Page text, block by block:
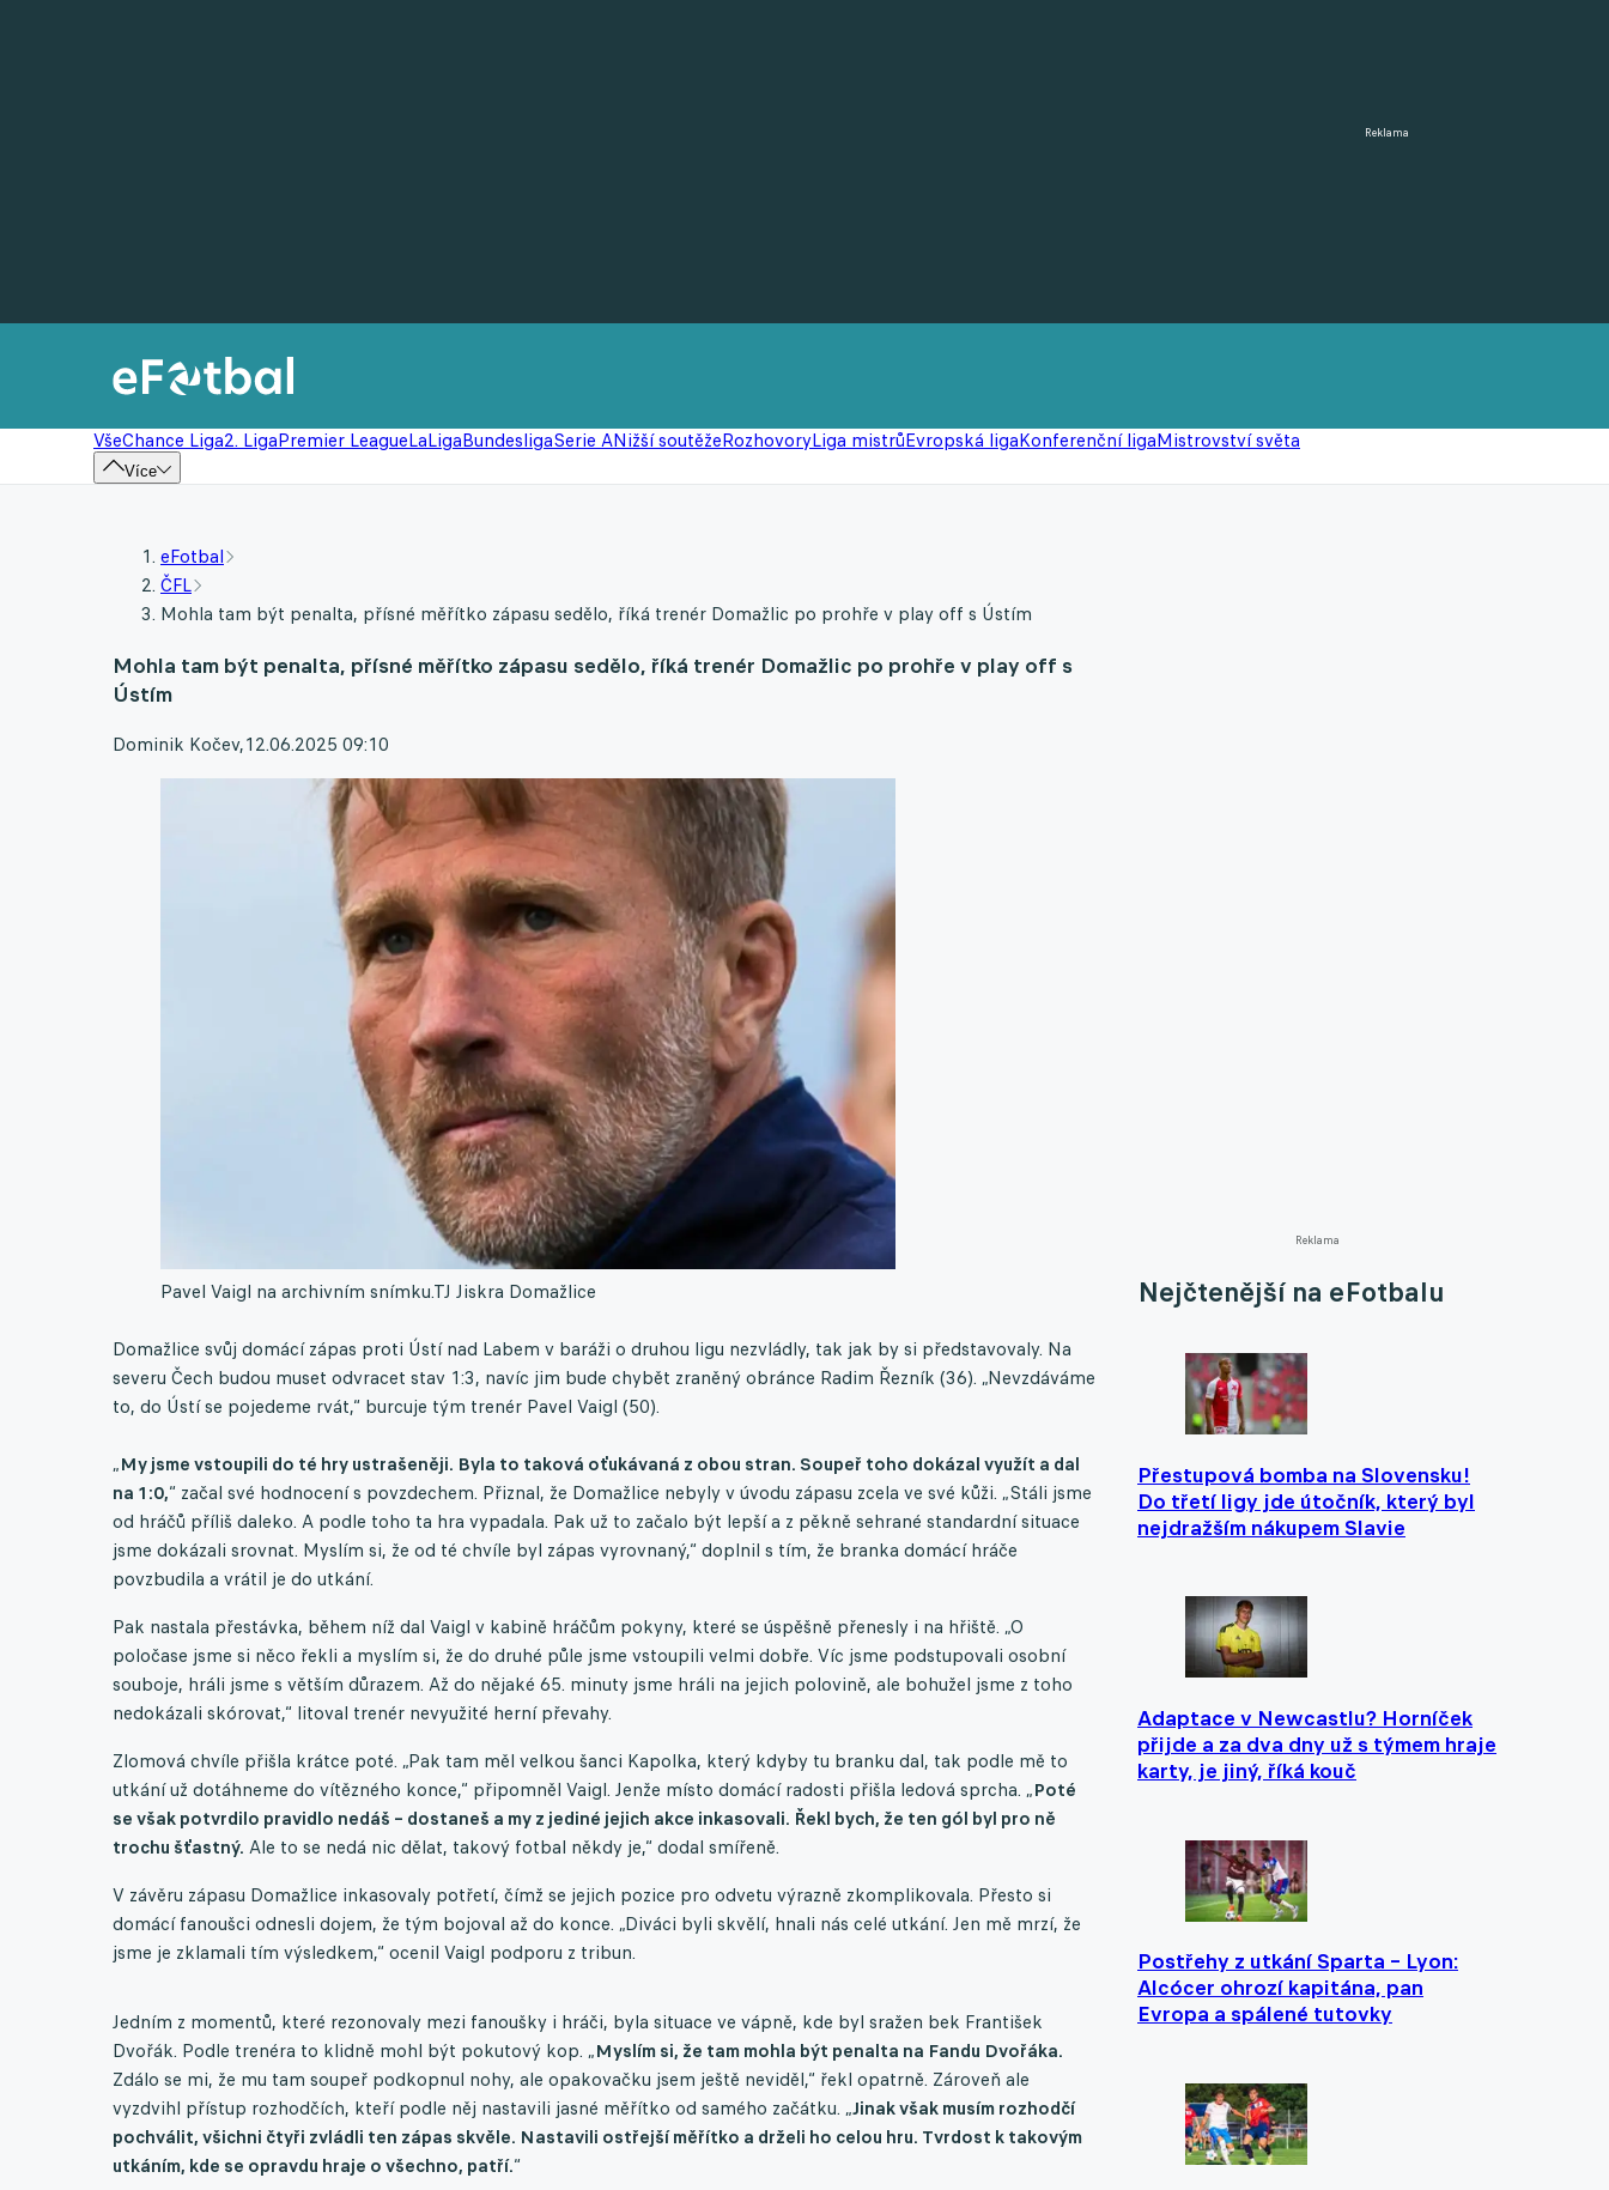
Reklama
VšeChance Liga2. LigaPremier LeagueLaLigaBundesligaSerie ANižší soutěžeRozhovoryLiga mistrůEvropská ligaKonferenční ligaMistrovství světa
Více
Reklama
Nejčtenější na eFotbalu
Přestupová bomba na Slovensku!
Do třetí ligy jde útočník, který byl
nejdražším nákupem Slavie
Adaptace v Newcastlu? Horníček
přijde a za dva dny už s týmem hraje
karty, je jiný, říká kouč
Postřehy z utkání Sparta – Lyon:
Alcócer ohrozí kapitána, pan
Evropa a spálené tutovky
eFotbal
ČFL
Mohla tam být penalta, přísné měřítko zápasu sedělo, říká trenér Domažlic po prohře v play off s Ústím
Mohla tam být penalta, přísné měřítko zápasu sedělo, říká trenér Domažlic po prohře v play off s
Ústím
Dominik Kočev,12.06.2025 09:10
Pavel Vaigl na archivním snímku.TJ Jiskra Domažlice
Domažlice svůj domácí zápas proti Ústí nad Labem v baráži o druhou ligu nezvládly, tak jak by si představovaly. Na
severu Čech budou muset odvracet stav 1:3, navíc jim bude chybět zraněný obránce Radim Řezník (36). „Nevzdáváme
to, do Ústí se pojedeme rvát,“ burcuje tým trenér Pavel Vaigl (50).
„My jsme vstoupili do té hry ustrašeněji. Byla to taková oťukávaná z obou stran. Soupeř toho dokázal využít a dal
na 1:0,“ začal své hodnocení s povzdechem. Přiznal, že Domažlice nebyly v úvodu zápasu zcela ve své kůži. „Stáli jsme
od hráčů příliš daleko. A podle toho ta hra vypadala. Pak už to začalo být lepší a z pěkně sehrané standardní situace
jsme dokázali srovnat. Myslím si, že od té chvíle byl zápas vyrovnaný,“ doplnil s tím, že branka domácí hráče
povzbudila a vrátil je do utkání.
Pak nastala přestávka, během níž dal Vaigl v kabině hráčům pokyny, které se úspěšně přenesly i na hřiště. „O
poločase jsme si něco řekli a myslím si, že do druhé půle jsme vstoupili velmi dobře. Víc jsme podstupovali osobní
souboje, hráli jsme s větším důrazem. Až do nějaké 65. minuty jsme hráli na jejich polovině, ale bohužel jsme z toho
nedokázali skórovat,“ litoval trenér nevyužité herní převahy.
Zlomová chvíle přišla krátce poté. „Pak tam měl velkou šanci Kapolka, který kdyby tu branku dal, tak podle mě to
utkání už dotáhneme do vítězného konce,“ připomněl Vaigl. Jenže místo domácí radosti přišla ledová sprcha. „Poté
se však potvrdilo pravidlo nedáš – dostaneš a my z jediné jejich akce inkasovali. Řekl bych, že ten gól byl pro ně
trochu šťastný. Ale to se nedá nic dělat, takový fotbal někdy je,“ dodal smířeně.
V závěru zápasu Domažlice inkasovaly potřetí, čímž se jejich pozice pro odvetu výrazně zkomplikovala. Přesto si
domácí fanoušci odnesli dojem, že tým bojoval až do konce. „Diváci byli skvělí, hnali nás celé utkání. Jen mě mrzí, že
jsme je zklamali tím výsledkem,“ ocenil Vaigl podporu z tribun.
Jedním z momentů, které rezonovaly mezi fanoušky i hráči, byla situace ve vápně, kde byl sražen bek František
Dvořák. Podle trenéra to klidně mohl být pokutový kop. „Myslím si, že tam mohla být penalta na Fandu Dvořáka.
Zdálo se mi, že mu tam soupeř podkopnul nohy, ale opakovačku jsem ještě neviděl,“ řekl opatrně. Zároveň ale
vyzdvihl přístup rozhodčích, kteří podle něj nastavili jasné měřítko od samého začátku. „Jinak však musím rozhodčí
pochválit, všichni čtyři zvládli ten zápas skvěle. Nastavili ostřejší měřítko a drželi ho celou hru. Tvrdost k takovým
utkáním, kde se opravdu hraje o všechno, patří.“